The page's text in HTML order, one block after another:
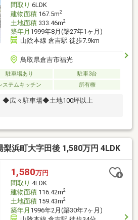
間取り 6LDK
建物面積167.5m2
土地面積333.46m2
築年月 1999年8月(築27年1ヶ月)
山陰本線 倉吉駅 徒歩7.9km
鳥取県倉吉市福光
駐車場あり
駐車3台
ステムキッチン 所有権
◆広々駐車場◆土地100坪以上
梨浜町大字田後 1,580万円 4LDK
1,580万円
間取り 4LDK
建物面積116.42m2
土地面積159.43m2
築年月 1996年2月(築30年7ヶ月)